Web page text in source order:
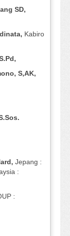
SD,
Kabiro
S,AK,
Jepang :
:
: